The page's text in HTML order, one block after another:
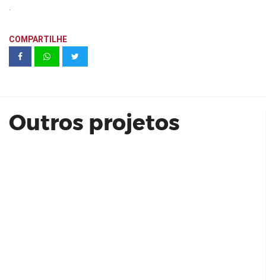
COMPARTILHE
Outros projetos
NOVILLE RESIDENCIAL